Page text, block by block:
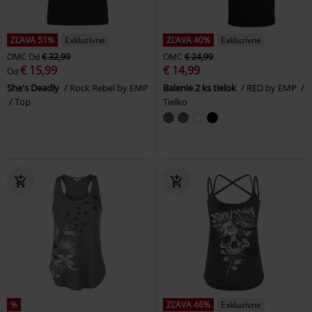
ZĽAVA 51%
Exkluzívne
OMC Od € 32,99
Od € 15,99
She's Deadly
Rock Rebel by EMP
Top
ZĽAVA 40%
Exkluzívne
OMC € 24,99
€ 14,99
Balenie 2 ks tielok
RED by EMP
Tielko
% ZĽAVA 46%
Exkluzívne